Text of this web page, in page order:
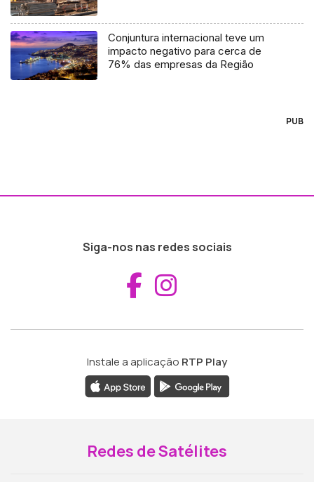
Conjuntura internacional teve um
impacto negativo para cerca de
76% das empresas da Região
PUB
Siga-nos nas redes sociais
Aceder ao
Instale a aplicação RTP Play
Redes de Satélites